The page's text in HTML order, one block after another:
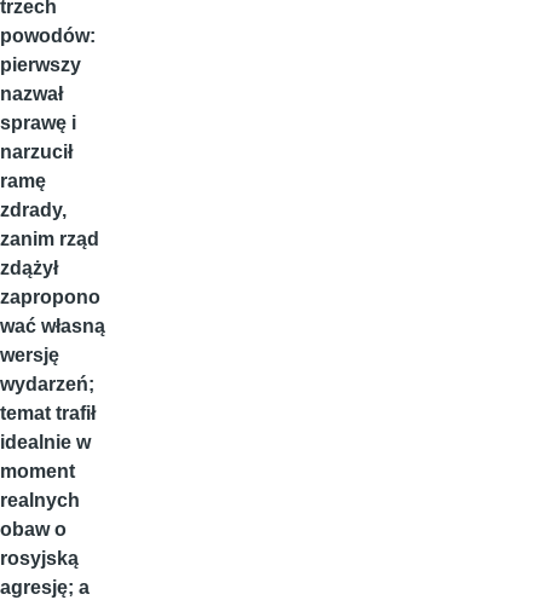
trzech
powodów:
pierwszy
nazwał
sprawę i
narzucił
ramę
zdrady,
zanim rząd
zdążył
zapropono
wać własną
wersję
wydarzeń;
temat trafił
idealnie w
moment
realnych
obaw o
rosyjską
agresję; a